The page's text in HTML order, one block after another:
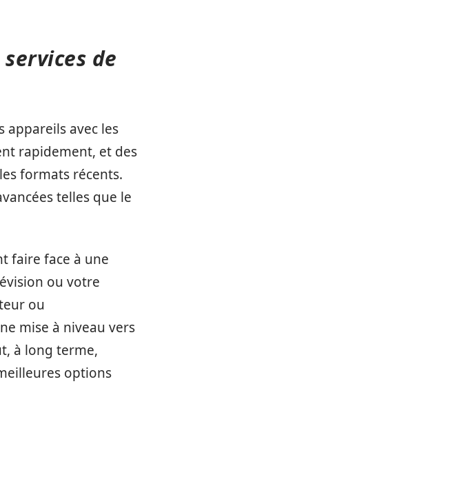
de
appareils avec les
rapidement, et des
formats récents.
telles que le
faire face à une
ou votre
ou
mise à niveau vers
à long terme,
options